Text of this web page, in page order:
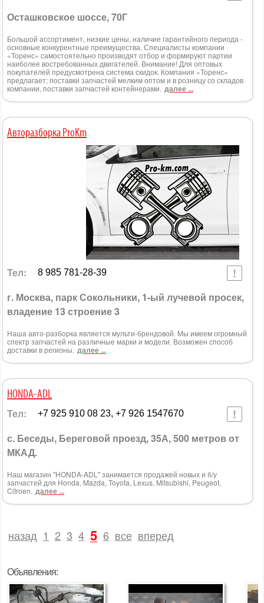
Осташковское шоссе, 70Г
Большой ассортимент, низкие цены, наличие гарантийного периода -
основные конкурентные преимущества. Специалисты компании
«Торенс» самостоятельно производят отбор и формируют партии
наиболее востребованных двигателей. Внимание! Для оптовых
покупателей предусмотрена система скидок. Компания «Торенс»
предлагает: поставки запчастей мелким оптом и в розницу со складов
компании, поставки запчастей контейнерами. далее ...
Авторазборка ProKm
Тел: 8 985 781-28-39
г. Москва, парк Сокольники, 1-ый лучевой просек,
владение 13 строение 3
Наша авто-разборка является мульти-брендовой. Мы имеем огромный
спектр запчастей на различные марки и модели. Возможен способ
доставки в регионы. далее ...
HONDA-ADL
Тел: +7 925 910 08 23, +7 926 1547670
с. Беседы, Береговой проезд, 35А, 500 метров от
МКАД.
Наш магазин "HONDA-ADL" занимается продажей новых и б/у
запчастей для Honda, Mazda, Toyota, Lexus, Mitsubishi, Peugeot,
Citroen. далее ...
назад 1 2 3 4 5 6 все вперед
Объявления: